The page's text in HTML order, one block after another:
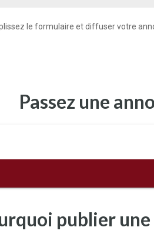
le formulaire et diffuser votre
Passez une
publier